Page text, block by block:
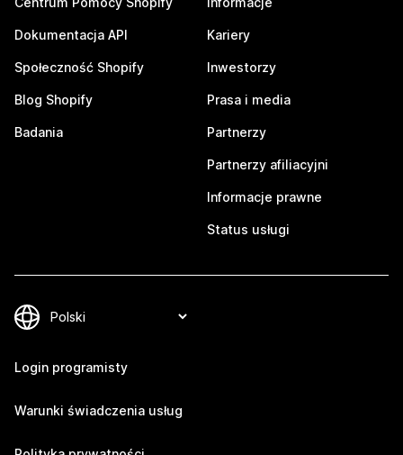
Dokumentacja API
Społeczność Shopify
Blog Shopify
Badania
Kariery
Inwestorzy
Prasa i media
Partnerzy
Partnerzy afiliacyjni
Informacje prawne
Status usługi
Login programisty
Warunki świadczenia usług